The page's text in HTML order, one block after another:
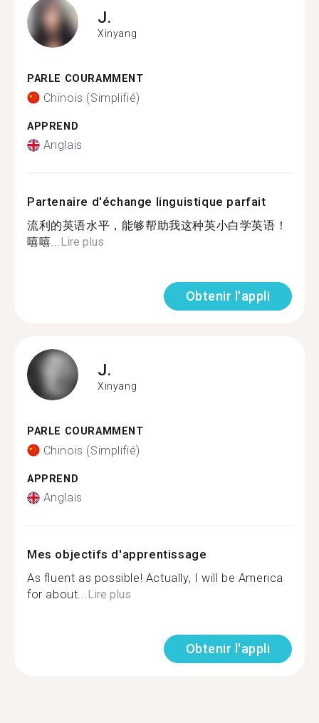
J.
Xinyang
PARLE COURAMMENT
Chinois (Simplifié)
APPREND
Anglais
Partenaire d'échange linguistique parfait
流利的英语水平，能够帮助我这种英小白学英语！
嘻嘻...Lire plus
Obtenir l'appli
J.
Xinyang
PARLE COURAMMENT
Chinois (Simplifié)
APPREND
Anglais
Mes objectifs d'apprentissage
As fluent as possible! Actually, I will be America
for about...Lire plus
Obtenir l'appli